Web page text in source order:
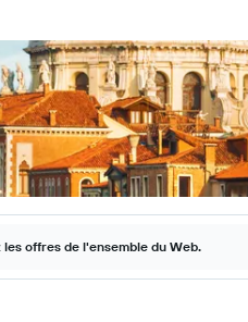
offres de l'ensemble du Web.